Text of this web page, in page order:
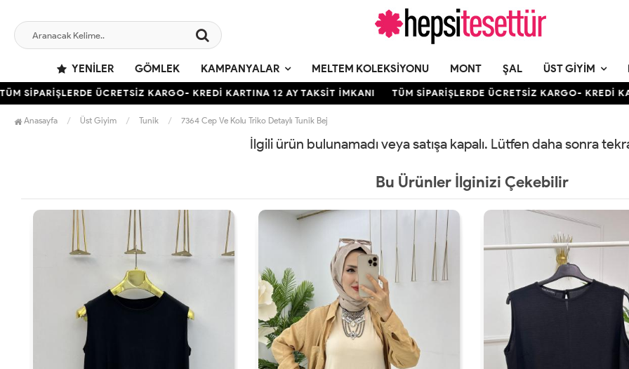
YENILER GÖMLEK KAMPANYALAR MELTEM KOLEKSIYONU MONT ŞAL ÜST GIYIM
SİPARİŞLERDE ÜCRETSİZ KARGO- KREDİ KARTINA 12 AY TAKSİT İMKANI TÜM SİPARİŞLERDE ÜCRETSİZ KARGO- KREDİ
Anasayfa Üst Giyim Tunik 7364 Cep Ve Kolu Triko Detaylı Tunik Bej
İlgili ürün bulunamadı veya satışa kapalı. Lütfen daha sonra
Bu Ürünler İlginizi Çekebilir